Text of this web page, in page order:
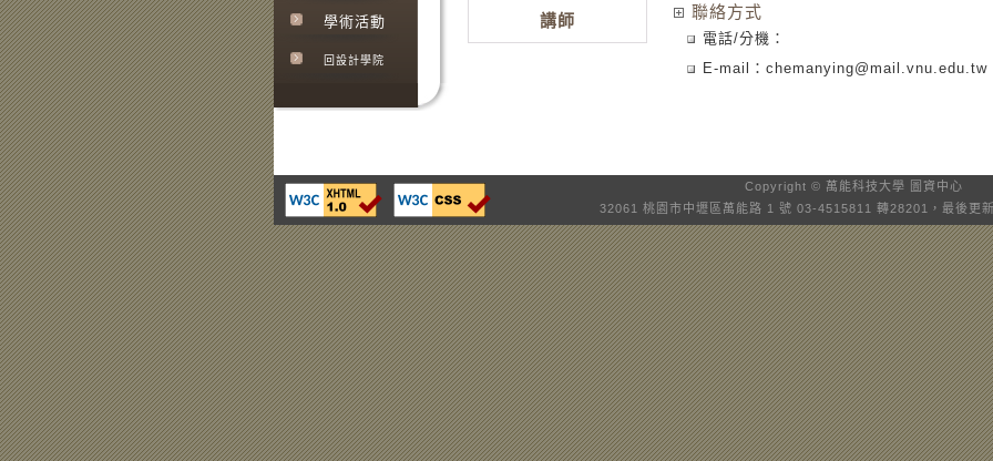
學術活動
回設計學院
講師
聯絡方式
電話/分機：
E-mail： chemanying@mail.vnu.edu.tw
Copyright © 萬能科技大學 圖資中心
32061 桃園市中壢區萬能路 1 號 03-4515811 轉28201，最後更